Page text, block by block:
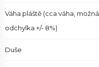
Váha pláště (cca váha, možná
odchylka +/- 8%)
Duše